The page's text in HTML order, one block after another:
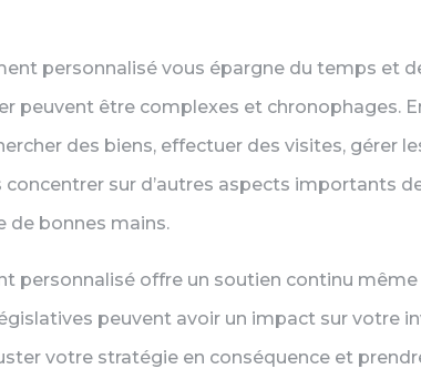
personnalisé vous épargne du temps et
peuvent être complexes et chronophages.
des biens, effectuer des visites, gérer
concentrer sur d’autres aspects importants
de bonnes mains.
personnalisé offre un soutien continu
peuvent avoir un impact sur votre
votre stratégie en conséquence et